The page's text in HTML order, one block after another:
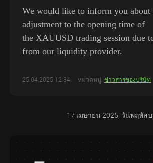
We would like to inform you about
adjustment to the opening time of
the XAUUSD trading session due
from our liquidity provider.
25.04.2025 12:34 หมวดหมู่: ข่าวสารของบริษัท
17 เมษายน 2025, วันพฤหัส